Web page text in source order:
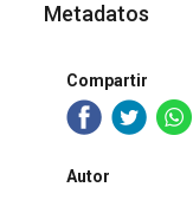
Metadatos
Compartir
Autor